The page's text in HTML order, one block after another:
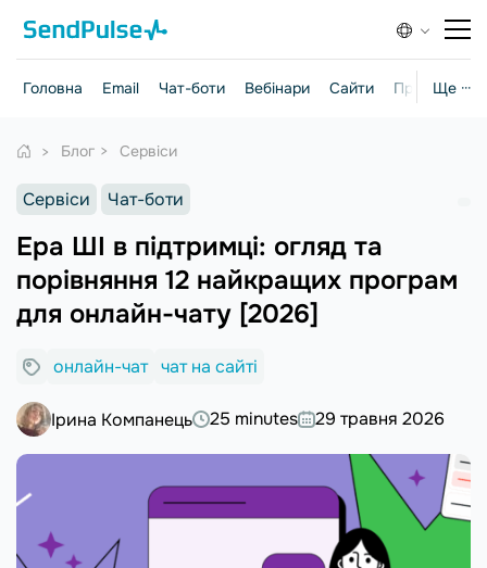
Ще ···
Головна Email Чат-боти Вебінари Сайти Практичні
Блог Сервіси
Сервіси Чат-боти
Ера ШІ в підтримці: огляд та
порівняння 12 найкращих програм
для онлайн-чату [2026]
онлайн-чат чат на сайті
Ірина Компанець 25 minutes 29 травня 2026